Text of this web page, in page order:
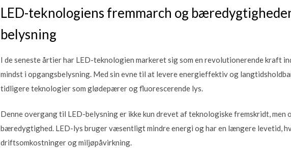
LED-teknologiens fremmarch og
belysning
I de seneste årtier har LED-teknologien markeret sig som en revolutionerende kraft
mindst i opgangsbelysning. Med sin evne til at levere energieffektiv og
tidligere teknologier som glødepærer og fluorescerende lys.
Denne overgang til LED-belysning er ikke kun drevet af teknologiske fremskridt, men
bæredygtighed. LED-lys bruger væsentligt mindre energi og har en længere levetid,
driftsomkostninger og miljøpåvirkning.